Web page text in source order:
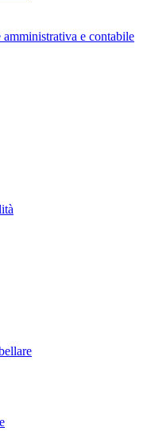
e contabile